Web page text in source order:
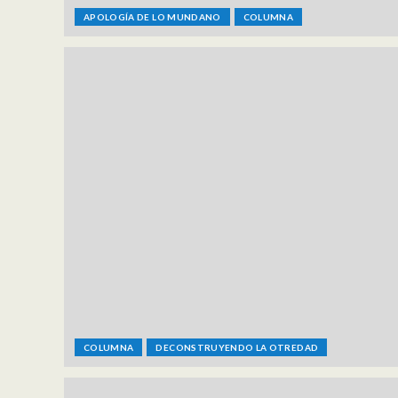
APOLOGÍA DE LO MUNDANO COLUMNA
COLUMNA DECONSTRUYENDO LA OTREDAD